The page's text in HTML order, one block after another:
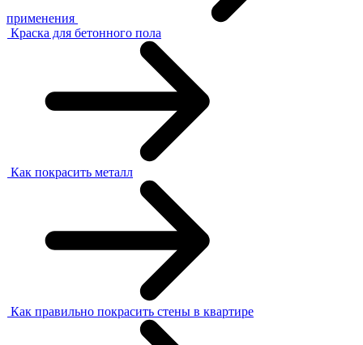
применения
Краска для бетонного пола
Как покрасить металл
Как правильно покрасить стены в квартире